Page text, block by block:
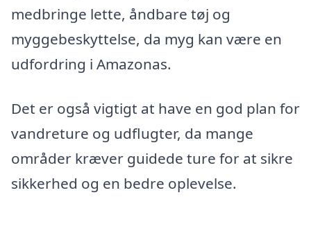
medbringe lette, åndbare tøj og
myggebeskyttelse, da myg kan være en
udfordring i Amazonas.
Det er også vigtigt at have en god plan for
vandreture og udflugter, da mange
områder kræver guidede ture for at sikre
sikkerhed og en bedre oplevelse.